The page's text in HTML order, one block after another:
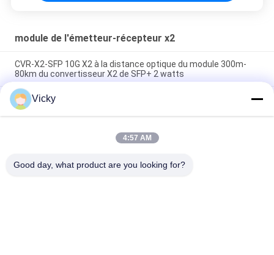
module de l'émetteur-récepteur x2
CVR-X2-SFP 10G X2 à la distance optique du module 300m-
80km du convertisseur X2 de SFP+ 2 watts
connecteur multi optique de Sc de duplex du mode X2
Transcevier Lrm de l'émetteur-récepteur 10g de fibre de la
longueur d'onde 1310nm
Distance optique du ZR 1550nm 80km du module 10Gbse de
Vicky
4:57 AM
Good day, what product are you looking for?